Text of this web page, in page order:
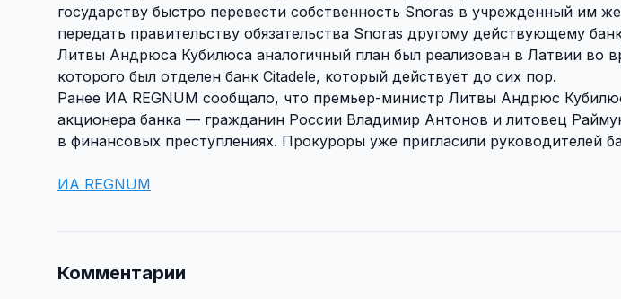
государству быстро перевести собственность Snoras в учрежденный им
передать правительству обязательства Snoras другому действующему
Литвы Андрюса Кубилюса аналогичный план был реализован в Латвии во
которого был отделен банк Citadele, который действует до сих пор.
Ранее ИА REGNUM сообщало, что премьер-министр Литвы Андрюс
акционера банка — гражданин России Владимир Антонов и литовец
в финансовых преступлениях. Прокуроры уже пригласили руководителей
ИА REGNUM
Комментарии